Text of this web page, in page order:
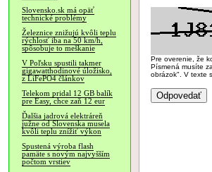
Slovensko.sk má opäť
technické problémy
Železnice znižujú kvôli teplu
rýchlosť iba na 50 km/h,
spôsobuje to meškanie
V Poľsku spustili takmer
gigawatthodinové úložisko,
z LiFePO4 článkov
Telekom pridal 12 GB balík
pre Easy, chce zaň 12 eur
Ďalšia jadrová elektráreň
južne od Slovenska musela
kvôli teplu znížiť výkon
Spustená výroba flash
pamäte s novým najvyšším
počtom vrstiev
Pre overenie, že
Písmená musíte
obrázok". V texte